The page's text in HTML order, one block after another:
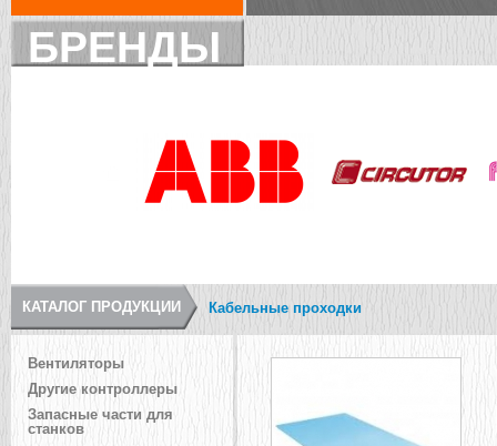
БРЕНДЫ
КАТАЛОГ ПРОДУКЦИИ Кабельные проходки
Вентиляторы
Другие контроллеры
Запасные части для
станков